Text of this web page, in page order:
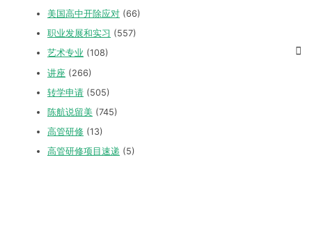
美国高中开除应对 (66)
职业发展和实习 (557)
艺术专业 (108)
讲座 (266)
转学申请 (505)
陈航说留美 (745)
高管研修 (13)
高管研修项目速递 (5)